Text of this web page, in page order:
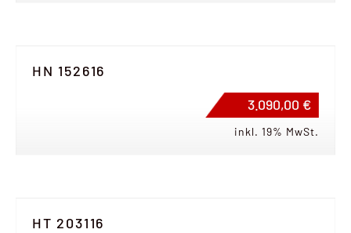
HN 152616
3.090,00 €
inkl. 19% MwSt.
HT 203116